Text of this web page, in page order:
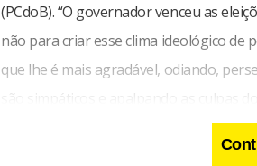
(PCdoB). “O governador venceu as
não para criar esse clima ideológico de
que lhe é mais agradável, odiando,
são simpáticos e apalpando as culpas